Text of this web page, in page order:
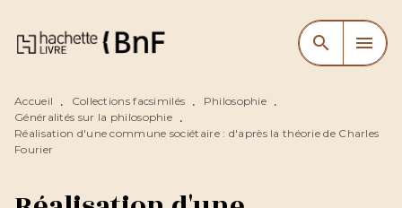
MENU RECHERCHE
CONTENU
search menu
Accueil • Collections facsimilés • Philosophie •
Généralités sur la philosophie •
Réalisation d'une commune sociétaire : d'après la théorie de Charles
Fourier